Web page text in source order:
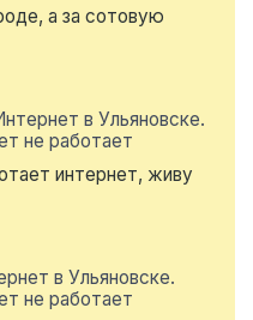
а за сотовую
в Ульяновске.
не работает
интернет, живу
в Ульяновске.
не работает